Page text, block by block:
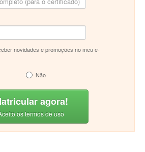
novidades e promoções no meu e-
Não
agora!
os termos de uso